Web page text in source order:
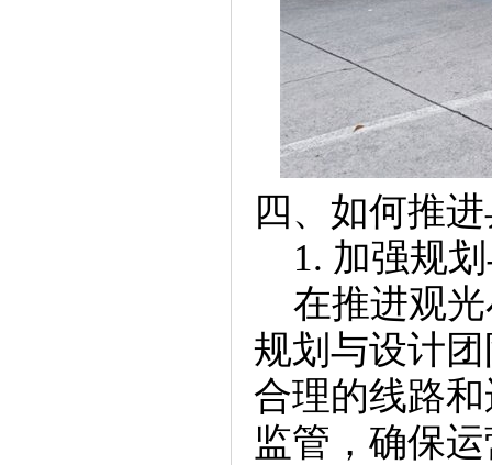
四、如何推
1. 加强规划
在推进观光
规划与设计
合理的线路
监管，确保